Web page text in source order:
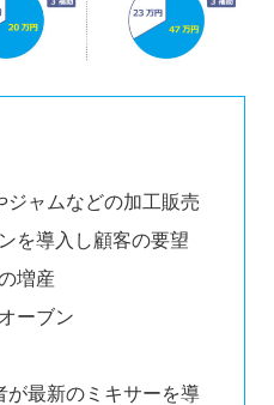
ジャムなどの加工販売
を導入し顧客の要望
増産
ーブン
が最新のミキサーを導